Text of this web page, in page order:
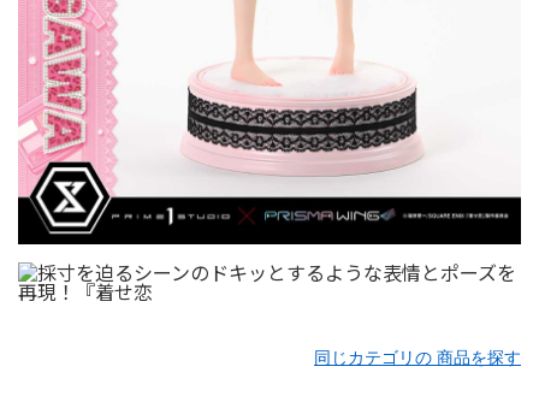
同じカテゴリの 商品を探す